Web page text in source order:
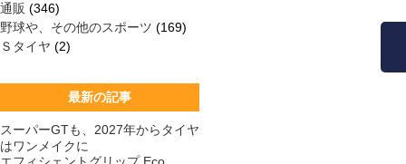
通販 (346)
野球や、その他のスポーツ (169)
Ｓタイヤ (2)
最新の記事
スーパーGTも、2027年からタイヤ
はワンメイクに